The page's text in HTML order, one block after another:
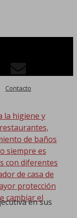
Contacto
la higiene y
de baños
siempre es
con diferentes
de casa de
protección
cambiar el
en sus